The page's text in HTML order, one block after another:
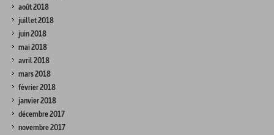
août 2018
juillet 2018
juin 2018
mai 2018
avril 2018
mars 2018
février 2018
janvier 2018
décembre 2017
novembre 2017